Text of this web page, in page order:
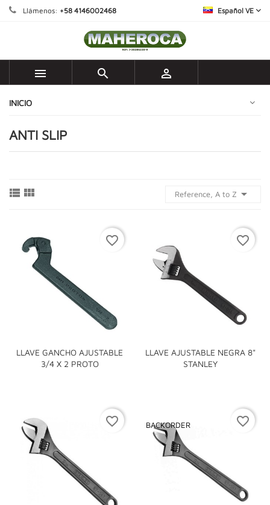
Llámenos: +58 4146002468 Español VE
  
INICIO
ANTI SLIP
  Reference, A to Z 
LLAVE GANCHO AJUSTABLE
3/4 X 2 PROTO
favorite_border
LLAVE AJUSTABLE NEGRA 8"
STANLEY
favorite_border
favorite_border BACKORDER favorite_border